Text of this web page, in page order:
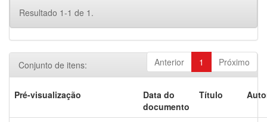
Resultado 1-1 de 1.
Anterior 1 Próximo
Conjunto de itens:
Pré-visualização
Data do
documento
Título